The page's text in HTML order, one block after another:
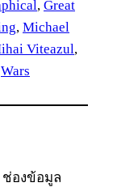
, Great
, Michael
Viteazul
Wars
ช่องข้อมูล